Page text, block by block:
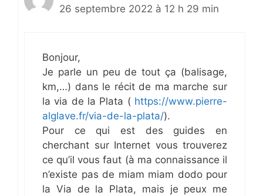
26 septembre 2022 à 12 h 29 min
Bonjour,
Je parle un peu de tout ça (balisage,
km,…) dans le récit de ma marche sur
la via de la Plata ( https://www.pierre-
alglave.fr/via-de-la-plata/).
Pour ce qui est des guides en
cherchant sur Internet vous trouverez
ce qu’il vous faut (à ma connaissance il
n’existe pas de miam miam dodo pour
la Via de la Plata, mais je peux me